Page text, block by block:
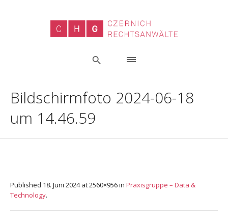
Bildschirmfoto 2024-06-18
um 14.46.59
Published 18. Juni 2024at 2560×956 in Praxisgruppe – Data &
Technology.